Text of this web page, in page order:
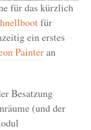
für das kürzlich
für
ein erstes
Painteran
Besatzung
(und der